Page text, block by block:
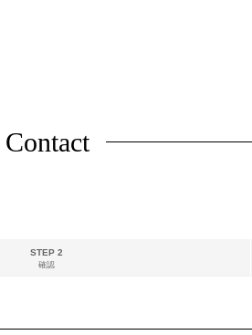
Contact
STEP 2
確認